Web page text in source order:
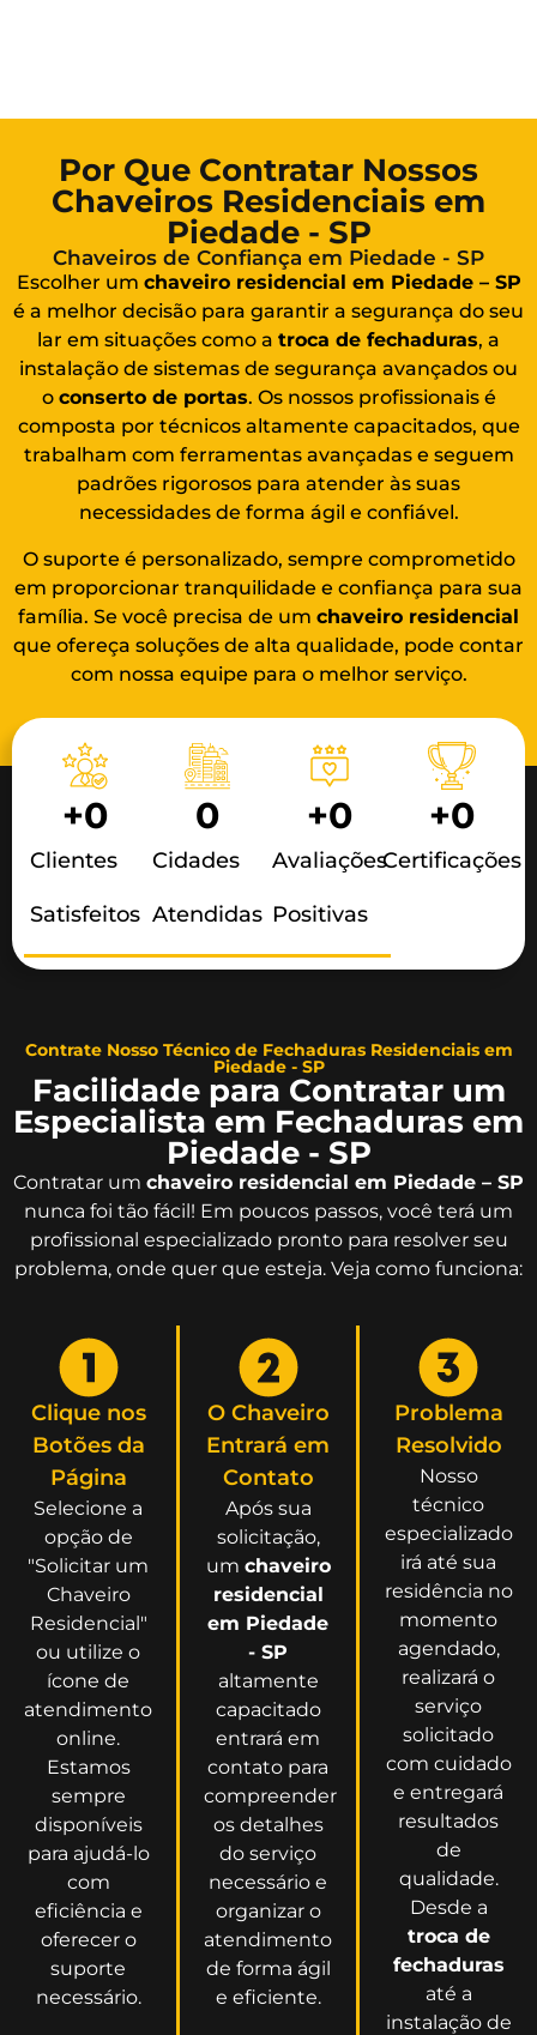
Por Que Contratar Nossos
Chaveiros Residenciais em
Piedade - SP
Chaveiros de Confiança em Piedade - SP
Escolher um chaveiro residencial em Piedade – SP
é a melhor decisão para garantir a segurança do seu
lar em situações como a troca de fechaduras, a
instalação de sistemas de segurança avançados ou
o conserto de portas. Os nossos profissionais é
composta por técnicos altamente capacitados, que
trabalham com ferramentas avançadas e seguem
padrões rigorosos para atender às suas
necessidades de forma ágil e confiável.
O suporte é personalizado, sempre comprometido
em proporcionar tranquilidade e confiança para sua
família. Se você precisa de um chaveiro residencial
que ofereça soluções de alta qualidade, pode contar
com nossa equipe para o melhor serviço.
Clientes
Satisfeitos
+0
Cidades
Atendidas
0
Avaliações
Positivas
+0
Certificações
+0
Contrate Nosso Técnico de Fechaduras Residenciais em
Piedade - SP
Facilidade para Contratar um
Especialista em Fechaduras em
Piedade - SP
Contratar um chaveiro residencial em Piedade – SP
nunca foi tão fácil! Em poucos passos, você terá um
profissional especializado pronto para resolver seu
problema, onde quer que esteja. Veja como funciona:
Clique nos
Botões da
Página
Selecione a
opção de
"Solicitar um
Chaveiro
Residencial"
ou utilize o
ícone de
atendimento
online.
Estamos
sempre
disponíveis
para ajudá-lo
com
eficiência e
oferecer o
suporte
necessário.
O Chaveiro
Entrará em
Contato
Após sua
solicitação,
um chaveiro
residencial
em Piedade
- SP
altamente
capacitado
entrará em
contato para
compreender
os detalhes
do serviço
necessário e
organizar o
atendimento
de forma ágil
e eficiente.
Problema
Resolvido
Nosso
técnico
especializado
irá até sua
residência no
momento
agendado,
realizará o
serviço
solicitado
com cuidado
e entregará
resultados
de
qualidade.
Desde a
troca de
fechaduras
até a
instalação de